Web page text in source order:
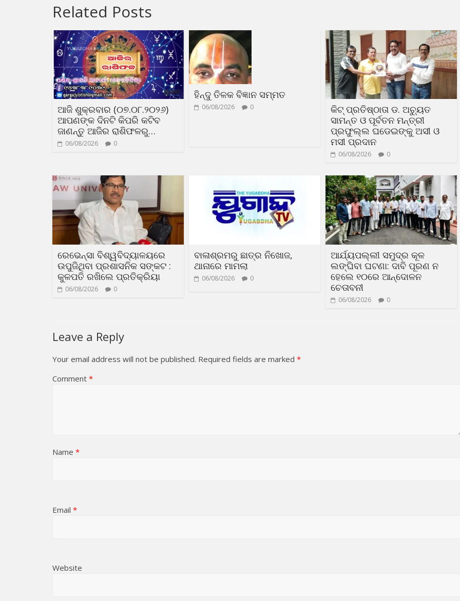
Related Posts
ଆଜି ଶୁକ୍ରବାର (୦୭.୦୮.୨୦୨୬)
ଆପଣଙ୍କ ଦିନଟି କିପରି କଟିବ
ଜାଣନ୍ତୁ ଆଜିର ରାଶିଫଳରୁ…
06/08/2026 0
ହିନ୍ଦୁ ତିଳକ ବିଜ୍ଞାନ ସମ୍ମତ
06/08/2026 0
କିଟ୍ ପ୍ରତିଷ୍ଠାତା ଡ. ଅଚ୍ୟୁତ
ସାମନ୍ତ ଓ ପୂର୍ବତନ ମନ୍ତ୍ରୀ
ପ୍ରଫୁଲ୍ଲ ଘଡେଇଙ୍କୁ ଅସୀ ଓ
ମସୀ ପ୍ରଦାନ
06/08/2026 0
ରେଭେନ୍ସା ବିଶ୍ୱବିଦ୍ୟାଳୟରେ
ଉପୁଜିଥିବା ପ୍ରଶାସନିକ ସଙ୍କଟ :
କୁଳପତି ରଖିଲେ ପ୍ରତିକ୍ରିୟା
06/08/2026 0
ବାଳାଶ୍ରମରୁ ଛାତ୍ର ନିଖୋଜ,
ଥାନାରେ ମାମଲା
06/08/2026 0
ଆର୍ଯ୍ୟପଲ୍ଲୀ ସମୁଦ୍ର କୂଳ
ଲଙ୍ଘିବା ଘଟଣା: ଦାବି ପୂରଣ ନ
ହେଲେ ୧୦ରେ ଆନ୍ଦୋଳନ
ଚେତାବନୀ
06/08/2026 0
Leave a Reply
Your email address will not be published. Required fields are marked *
Comment *
Name *
Email *
Website